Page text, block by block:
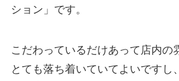
ション」 です。
こだわっているだけあって店内の
とても落ち着いていてよいですし